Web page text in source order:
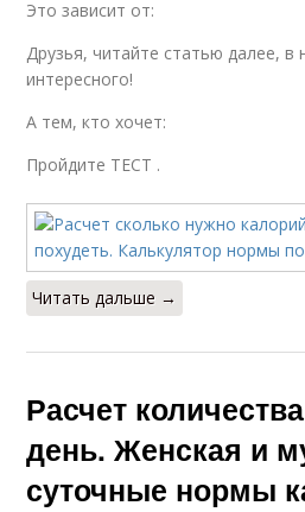
Это зависит от:
Друзья, читайте статью далее, в
интересного!
А тем, кто хочет:
Пройдите ТЕСТ .
Читать дальше →
Расчет
день. Женская и
суточные нормы